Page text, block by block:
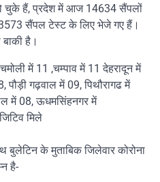
चुके हैं, प्रदेश में आज 14634 सैंपलों
सैंपल टेस्ट के लिए भेजे गए हैं।
है।
में 11 ,चम्पाव में 11 देहरादून में
पौड़ी गढ़वाल में 09, पिथौरागढ में
में 08, ऊधमसिंहनगर में
मिले
के मुताबिक जिलेवार कोरोना
है-